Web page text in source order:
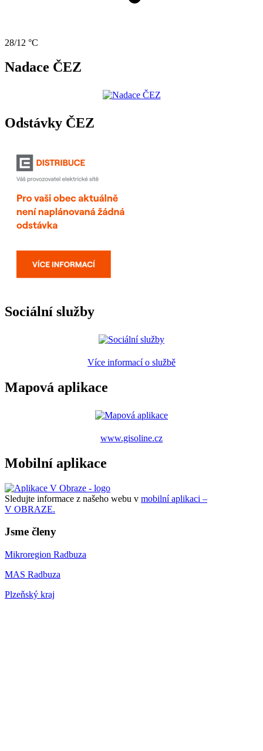
28/12 °C
Nadace ČEZ
Odstávky ČEZ
Sociální služby
Více informací o službě
Mapová aplikace
www.gisoline.cz
Mobilní aplikace
Sledujte informace z našeho webu v mobilní aplikaci –
V OBRAZE.
Jsme členy
Mikroregion Radbuza
MAS Radbuza
Plzeňský kraj